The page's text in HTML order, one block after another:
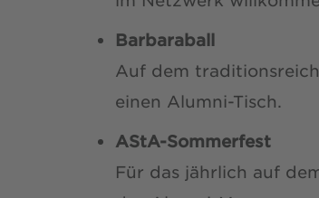
Barbaraball
Auf dem
einen Alumni-Tisch.
AStA-Sommerfest
Für das jährlich auf